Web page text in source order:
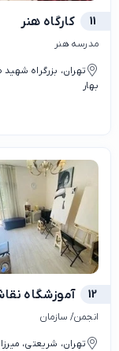
11 كارگاه هنر
مدرسه هنر
تهران، بزرگراه
بهار
12 آموزشگاه
انجمن/ سازمان
تهران، شریعتی،